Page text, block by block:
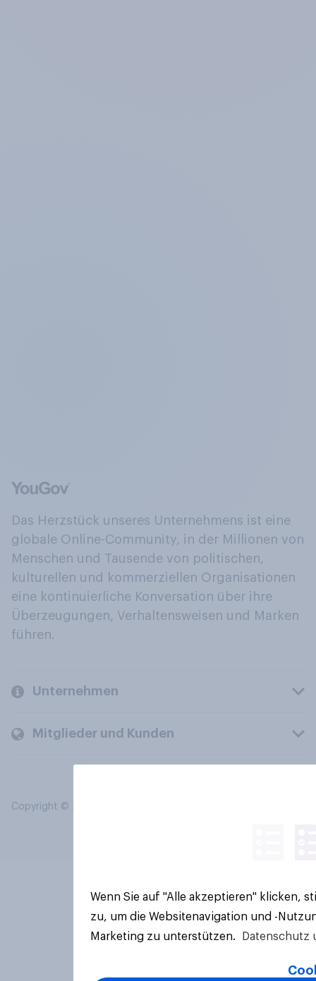
Das Herzstück unseres Unternehmens ist eine
globale Online-Community, in der Millionen von
Menschen und Tausende von politischen,
kulturellen und kommerziellen Organisationen
eine kontinuierliche Konversation über ihre
Überzeugungen, Verhaltensweisen und Marken
führen.
Unternehmen
Mitglieder und Kunden
Copyright © 2026 YouGov PLC. Alle Rechte vorbehalten.
Wenn Sie auf "Alle akzeptieren" klicken,
zu, um die Websitenavigation und -
Marketing zu unterstützen.
Datenschutz